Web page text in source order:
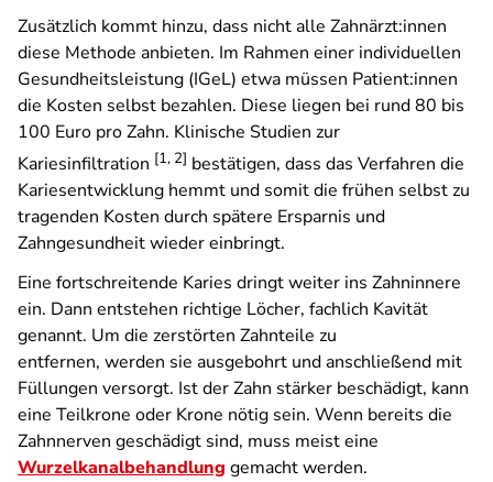
Zusätzlich kommt hinzu, dass nicht alle Zahnärzt:innen
diese Methode anbieten. Im Rahmen einer individuellen
Gesundheitsleistung (IGeL) etwa müssen Patient:innen
die Kosten selbst bezahlen. Diese liegen bei rund 80 bis
100 Euro pro Zahn. Klinische Studien zur
Kariesinfiltration [1, 2] bestätigen, dass das Verfahren die
Kariesentwicklung hemmt und somit die frühen selbst zu
tragenden Kosten durch spätere Ersparnis und
Zahngesundheit wieder einbringt.
Eine fortschreitende Karies dringt weiter ins Zahninnere
ein. Dann entstehen richtige Löcher, fachlich Kavität
genannt. Um die zerstörten Zahnteile zu
entfernen, werden sie ausgebohrt und anschließend mit
Füllungen versorgt. Ist der Zahn stärker beschädigt, kann
eine Teilkrone oder Krone nötig sein. Wenn bereits die
Zahnnerven geschädigt sind, muss meist eine
Wurzelkanalbehandlung gemacht werden.